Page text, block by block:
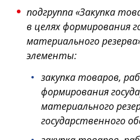
подгруппа «Закупка
в целях формирования
материального
элементы:
закупка товаров,
формирования
материального
государственного